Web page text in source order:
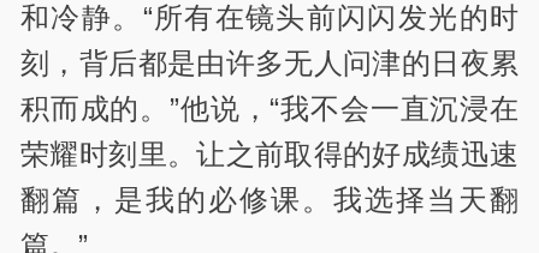
和冷静。“所有在镜头前闪闪发光的时
刻，背后都是由许多无人问津的日夜累
积而成的。”他说，“我不会一直沉浸在
荣耀时刻里。让之前取得的好成绩迅速
翻篇，是我的必修课。我选择当天翻
篇。”